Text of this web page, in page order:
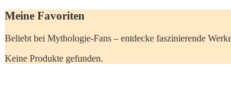
Meine Favoriten
Beliebt bei Mythologie-Fans – entdecke faszinierende
Keine Produkte gefunden.